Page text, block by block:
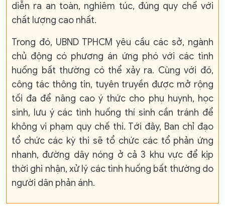
diễn ra an toàn, nghiêm túc, đúng quy chế với
chất lượng cao nhất.
Trong đó, UBND TPHCM yêu cầu các sở, ngành
chủ động có phương án ứng phó với các tình
huống bất thường có thể xảy ra. Cùng với đó,
công tác thông tin, tuyên truyền được mở rộng
tối đa để nâng cao ý thức cho phụ huynh, học
sinh, lưu ý các tình huống thí sinh cần tránh để
không vi phạm quy chế thi. Tới đây, Ban chỉ đạo
tổ chức các kỳ thi sẽ tổ chức các tổ phản ứng
nhanh, đường dây nóng ở cả 3 khu vực để kịp
thời ghi nhận, xử lý các tình huống bất thường do
người dân phản ánh.